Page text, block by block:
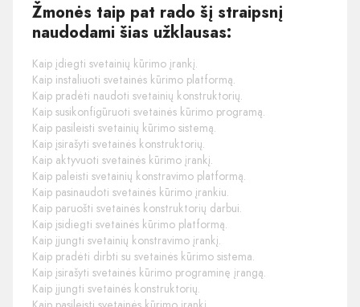
Žmonės taip pat rado šį straipsnį
naudodami šias užklausas:
Kaip įdiegti svetainių kūrimo įrankį.
Kaip instaliuoti svetainės kūrimo platformą.
Kaip pradėti naudoti svetainių konstruktorių.
Kaip susikonfigūruoti svetainės kūrimo programą.
Kaip pasileisti svetainių kūrimo sistemą.
Kaip įsirašyti svetainės konstruktorių.
Kaip aktyvuoti svetainės kūrimo įrankį.
Kaip paleisti svetainių konstravimo platformą.
Kaip pasinaudoti svetainės kūrimo įrankiu.
Kaip paruošti svetainės konstruktorių darbui.
Kaip įsidiegti svetainės kūrimo platformą.
Kaip įjungti svetainių konstravimo įrankį.
Kaip pradėti dirbti su svetainės kūrimo sistema.
Kaip įsirašyti svetainės kūrimo programinę įrangą.
Kaip įjungti svetainės konstruktorių.